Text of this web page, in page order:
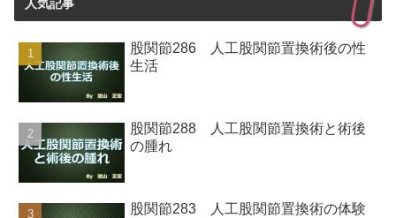
人気記事
股関節286 人工股関節置換術後の性
生活
股関節288 人工股関節置換術と術後
の腫れ
股関節283 人工股関節置換術の体験